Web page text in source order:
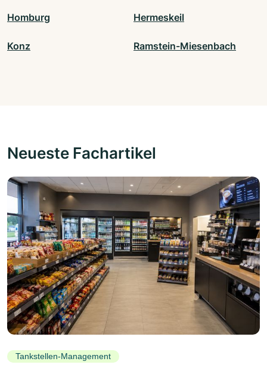
Homburg Hermeskeil
Konz Ramstein-Miesenbach
Neueste Fachartikel
Tankstellen-Management